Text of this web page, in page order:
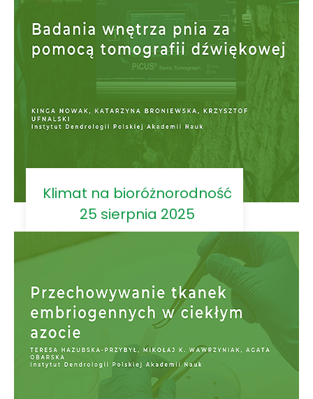
Klimat na bioróżnorodność
25 sierpnia 2025